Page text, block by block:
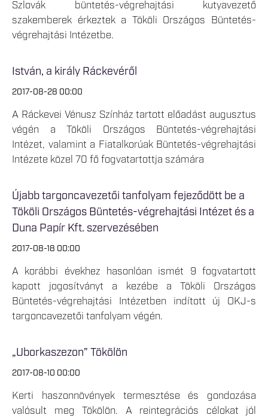
Szlovák büntetés-végrehajtási kutyavezető
szakemberek érkeztek a Tököli Országos Büntetés-
végrehajtási Intézetbe.
István, a király Ráckevéről
2017-08-28 00:00
A Ráckevei Vénusz Színház tartott előadást augusztus
végén a Tököli Országos Büntetés-végrehajtási
Intézet, valamint a Fiatalkorúak Büntetés-végrehajtási
Intézete közel 70 fő fogvatartottja számára
Újabb targoncavezetői tanfolyam fejeződött be a
Tököli Országos Büntetés-végrehajtási Intézet és a
Duna Papír Kft. szervezésében
2017-08-18 00:00
A korábbi évekhez hasonlóan ismét 9 fogvatartott
kapott jogosítványt a kezébe a Tököli Országos
Büntetés-végrehajtási Intézetben indított új OKJ-s
targoncavezetői tanfolyam végén.
„Uborkaszezon” Tökölön
2017-08-10 00:00
Kerti haszonnövények termesztése és gondozása
valósult meg Tökölön. A reintegrációs célokat jól